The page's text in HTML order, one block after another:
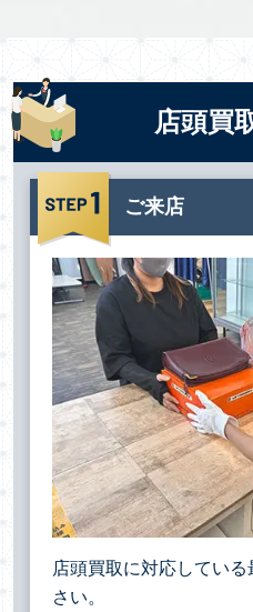
店頭買
ご来店
店頭買取に対応してい
さい。